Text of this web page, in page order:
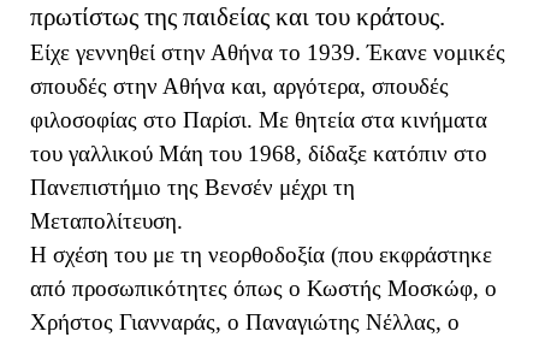
πρωτίστως της παιδείας και του κράτους.
Είχε γεννηθεί στην Αθήνα το 1939. Έκανε νομικές
σπουδές στην Αθήνα και, αργότερα, σπουδές
φιλοσοφίας στο Παρίσι. Με θητεία στα κινήματα
του γαλλικού Μάη του 1968, δίδαξε κατόπιν στο
Πανεπιστήμιο της Βενσέν μέχρι τη
Μεταπολίτευση.
Η σχέση του με τη νεορθοδοξία (που εκφράστηκε
από προσωπικότητες όπως ο Κωστής Μοσκώφ, ο
Χρήστος Γιανναράς, ο Παναγιώτης Νέλλας, ο